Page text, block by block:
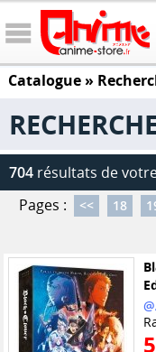
Catalogue»
704 résultats de
Pages :
<< 18